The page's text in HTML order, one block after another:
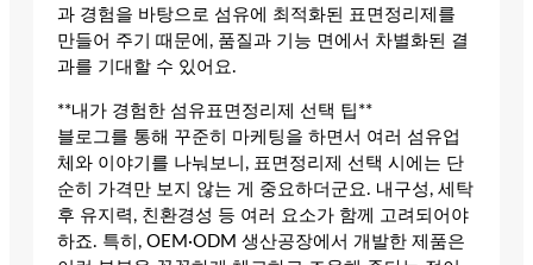
과 경험을 바탕으로 섬유에 최적화된 표면정리제를
만들어 주기 때문에, 품질과 기능 면에서 차별화된 결
과를 기대할 수 있어요.
**내가 경험한 섬유표면정리제 선택 팁**
블로그를 통해 꾸준히 마케팅을 하면서 여러 섬유업
체와 이야기를 나눠보니, 표면정리제 선택 시에는 단
순히 가격만 보지 않는 게 중요하더군요. 내구성, 세탁
후 유지력, 친환경성 등 여러 요소가 함께 고려되어야
하죠. 특히, OEM·ODM 생산공장에서 개발한 제품은